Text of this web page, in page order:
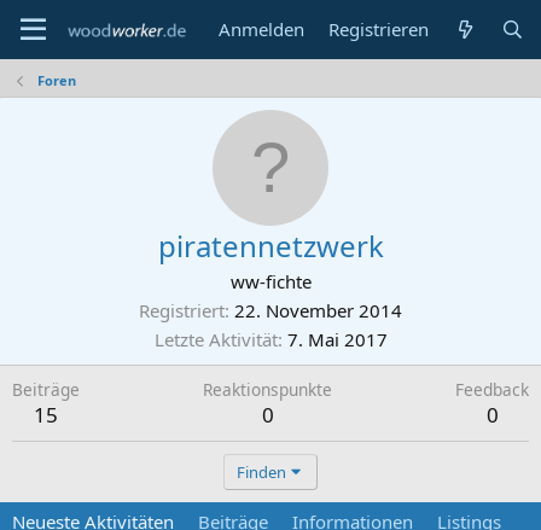
Anmelden Registrieren
Foren
piratennetzwerk
ww-fichte
Registriert 22. November 2014
Letzte Aktivität 7. Mai 2017
Beiträge
15
Reaktionspunkte
0
Feedback
0
Finden
Neueste Aktivitäten Beiträge Informationen Listings